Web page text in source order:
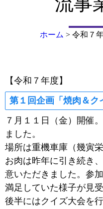
ホーム > 令和７
【令和７年度】
第１回企画「 焼肉＆ク
７月１１日（金）開催。
ました。
場所は重機車庫（幾寅
お肉は昨年に引き続き
意いただきました。参
満足していた様子が見
後半にはクイズ大会を